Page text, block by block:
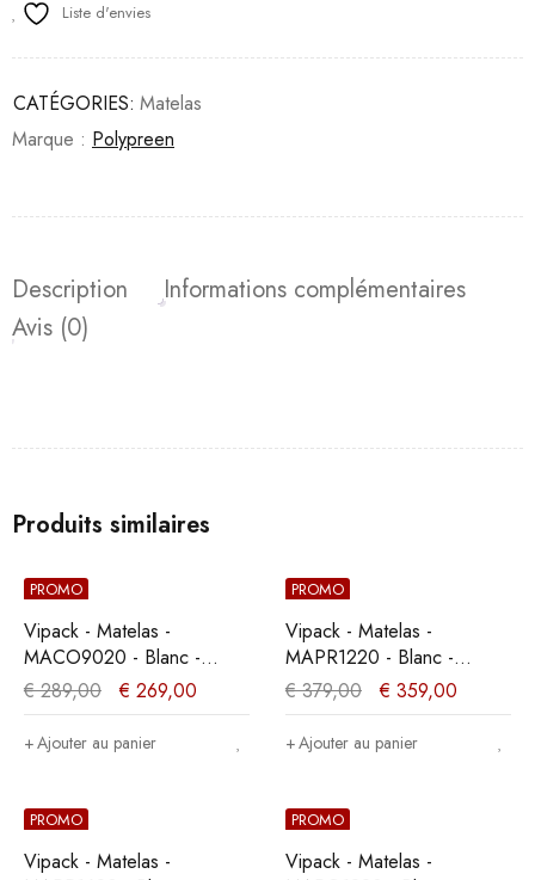
Liste d'envies
CATÉGORIES: Matelas
Marque : Polypreen
Description
Informations complémentaires
Avis (0)
Produits similaires
PROMO
Vipack - Matelas -
MACO9020 - Blanc -
90x19x200cm
€289,00 € 269,00
Ajouter au panier
PROMO
Vipack - Matelas -
MAPR1220 - Blanc -
120x19x200cm
€379,00 € 359,00
Ajouter au panier
PROMO
Vipack - Matelas -
PROMO
Vipack - Matelas -